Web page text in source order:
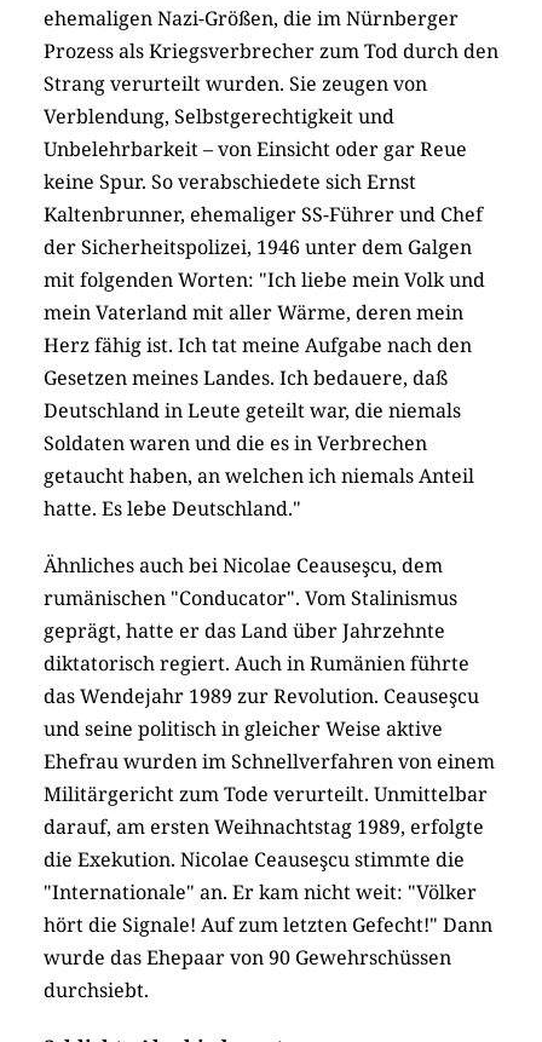
ehemaligen Nazi-Größen, die im Nürnberger
Prozess als Kriegsverbrecher zum Tod durch den
Strang verurteilt wurden. Sie zeugen von
Verblendung, Selbstgerechtigkeit und
Unbelehrbarkeit – von Einsicht oder gar Reue
keine Spur. So verabschiedete sich Ernst
Kaltenbrunner, ehemaliger SS-Führer und Chef
der Sicherheitspolizei, 1946 unter dem Galgen
mit folgenden Worten: "Ich liebe mein Volk und
mein Vaterland mit aller Wärme, deren mein
Herz fähig ist. Ich tat meine Aufgabe nach den
Gesetzen meines Landes. Ich bedauere, daß
Deutschland in Leute geteilt war, die niemals
Soldaten waren und die es in Verbrechen
getaucht haben, an welchen ich niemals Anteil
hatte. Es lebe Deutschland."
Ähnliches auch bei Nicolae Ceauseşcu, dem
rumänischen "Conducator". Vom Stalinismus
geprägt, hatte er das Land über Jahrzehnte
diktatorisch regiert. Auch in Rumänien führte
das Wendejahr 1989 zur Revolution. Ceauseşcu
und seine politisch in gleicher Weise aktive
Ehefrau wurden im Schnellverfahren von einem
Militärgericht zum Tode verurteilt. Unmittelbar
darauf, am ersten Weihnachtstag 1989, erfolgte
die Exekution. Nicolae Ceauseşcu stimmte die
"Internationale" an. Er kam nicht weit: "Völker
hört die Signale! Auf zum letzten Gefecht!" Dann
wurde das Ehepaar von 90 Gewehrschüssen
durchsiebt.